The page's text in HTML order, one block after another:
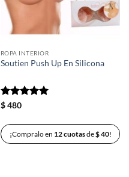
ROPA INTERIOR
Soutien Push Up En Silicona
Valorado
$480
¡Compralo en 12 cuotasde$40!